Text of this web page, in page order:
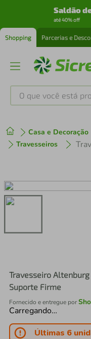
Saldão
até 40% off
Shopping Parcerias e
O que você está
Casa e Decoração
Travesseiros
Travesseiro
Suporte Firme
Fornecido e entregue por
Carregando…
Últimas 6
1º tenis
3º